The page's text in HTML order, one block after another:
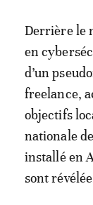
Derrière le
en
d’un
freelance,
objectifs
nationale
installé en
sont